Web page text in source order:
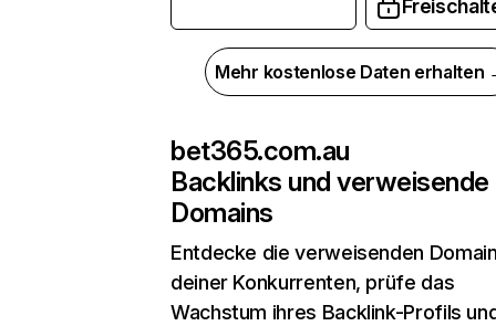
Mehr kostenlose Daten erhalten
bet365.com.au
Backlinks und verweisende
Domains
Entdecke die verweisenden
deiner Konkurrenten, prüfe das
Wachstum ihres Backlink-Profils